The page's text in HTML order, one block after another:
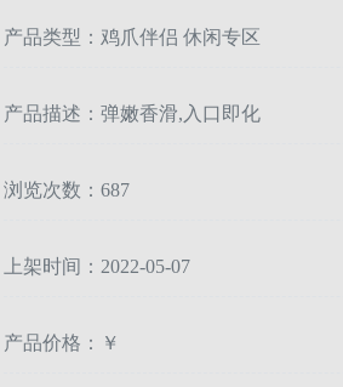
产品类型：鸡爪伴侣 休闲专区
产品描述：弹嫩香滑,入口即化
浏览次数：687
上架时间：2022-05-07
产品价格：￥